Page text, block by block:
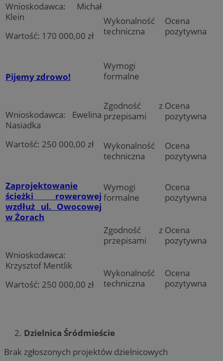
Wnioskodawca: Michał
Klein
Wartość: 170 000,00 zł
Wykonalność
techniczna
Ocena
pozytywna
Pijemy zdrowo!
Wnioskodawca: Ewelina
Nasiadka
Wartość: 250 000,00 zł
Wymogi
formalne
Zgodność z
przepisami
Ocena
pozytywna
Wykonalność
techniczna
Ocena
pozytywna
Zaprojektowanie
ścieżki rowerowej
wzdłuż ul. Owocowej
w Żorach
Wnioskodawca:
Krzysztof Mentlik
Wartość: 250 000,00 zł
Wymogi
formalne
Ocena
pozytywna
Zgodność z
przepisami
Ocena
pozytywna
Wykonalność
techniczna
Ocena
pozytywna
Dzielnica Śródmieście
Brak zgłoszonych projektów dzielnicowych